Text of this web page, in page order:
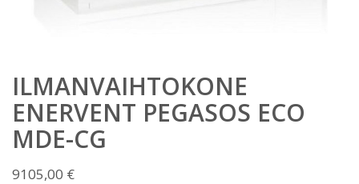
ILMANVAIHTOKONE
ENERVENT PEGASOS ECO
MDE-CG
9105,00 €